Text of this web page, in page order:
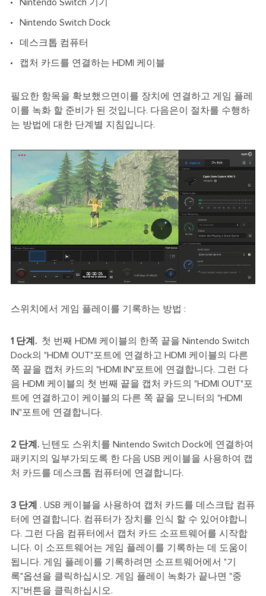
Nintendo Switch 기기
Nintendo Switch Dock
데스크톱 컴퓨터
캡처 카드를 연결하는 HDMI 케이블
필요한 항목을 확보했으면이를 장치에 연결하고 게임 플레
이를 녹화 할 준비가 된 것입니다. 다음은이 절차를 수행하
는 방법에 대한 단계별 지침입니다.
스위치에서 게임 플레이를 기록하는 방법 :
1 단계. 첫 번째 HDMI 케이블의 한쪽 끝을 Nintendo Switch
Dock의 "HDMI OUT"포트에 연결하고 HDMI 케이블의 다른
쪽 끝을 캡처 카드의 "HDMI IN"포트에 연결합니다. 그런 다
음 HDMI 케이블의 첫 번째 끝을 캡처 카드의 "HDMI OUT"포
트에 연결하고이 케이블의 다른 쪽 끝을 모니터의 "HDMI
IN"포트에 연결합니다.
2 단계. 닌텐도 스위치를 Nintendo Switch Dock에 연결하여
패키지의 일부가되도록 한 다음 USB 케이블을 사용하여 캡
처 카드를 데스크톱 컴퓨터에 연결합니다.
3 단계 . USB 케이블을 사용하여 캡처 카드를 데스크탑 컴퓨
터에 연결합니다. 컴퓨터가 장치를 인식 할 수 있어야합니
다. 그런 다음 컴퓨터에서 캡처 카드 소프트웨어를 시작합
니다. 이 소프트웨어는 게임 플레이를 기록하는 데 도움이
됩니다. 게임 플레이를 기록하려면 소프트웨어에서 "기
록"옵션을 클릭하십시오. 게임 플레이 녹화가 끝나면 "중
지"버튼을 클릭하십시오.